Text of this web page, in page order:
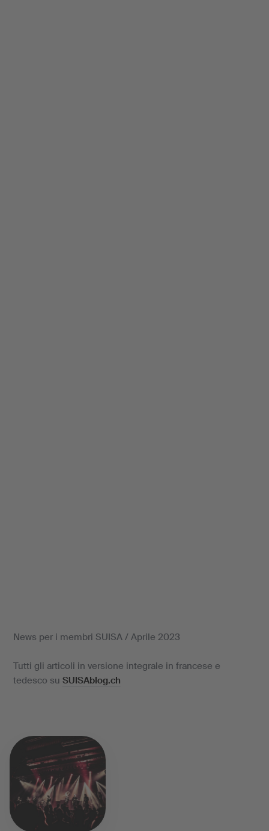
News per i membri SUISA / Aprile 2023
Tutti gli articoli in versione integrale in francese e
tedesco su SUISAblog.ch